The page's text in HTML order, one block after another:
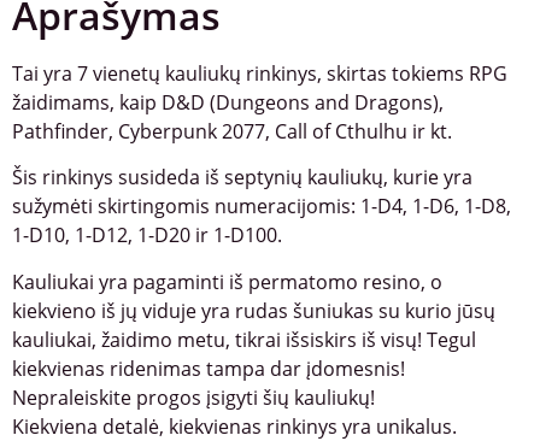
Aprašymas
Tai yra 7 vienetų kauliukų rinkinys, skirtas tokiems RPG
žaidimams, kaip D&D (Dungeons and Dragons),
Pathfinder, Cyberpunk 2077, Call of Cthulhu ir kt.
Šis rinkinys susideda iš septynių kauliukų, kurie yra
sužymėti skirtingomis numeracijomis: 1-D4, 1-D6, 1-D8,
1-D10, 1-D12, 1-D20 ir 1-D100.
Kauliukai yra pagaminti iš permatomo resino, o
kiekvieno iš jų viduje yra rudas šuniukas su kurio jūsų
kauliukai, žaidimo metu, tikrai išsiskirs iš visų! Tegul
kiekvienas ridenimas tampa dar įdomesnis!
Nepraleiskite progos įsigyti šių kauliukų!
Kiekviena detalė, kiekvienas rinkinys yra unikalus.